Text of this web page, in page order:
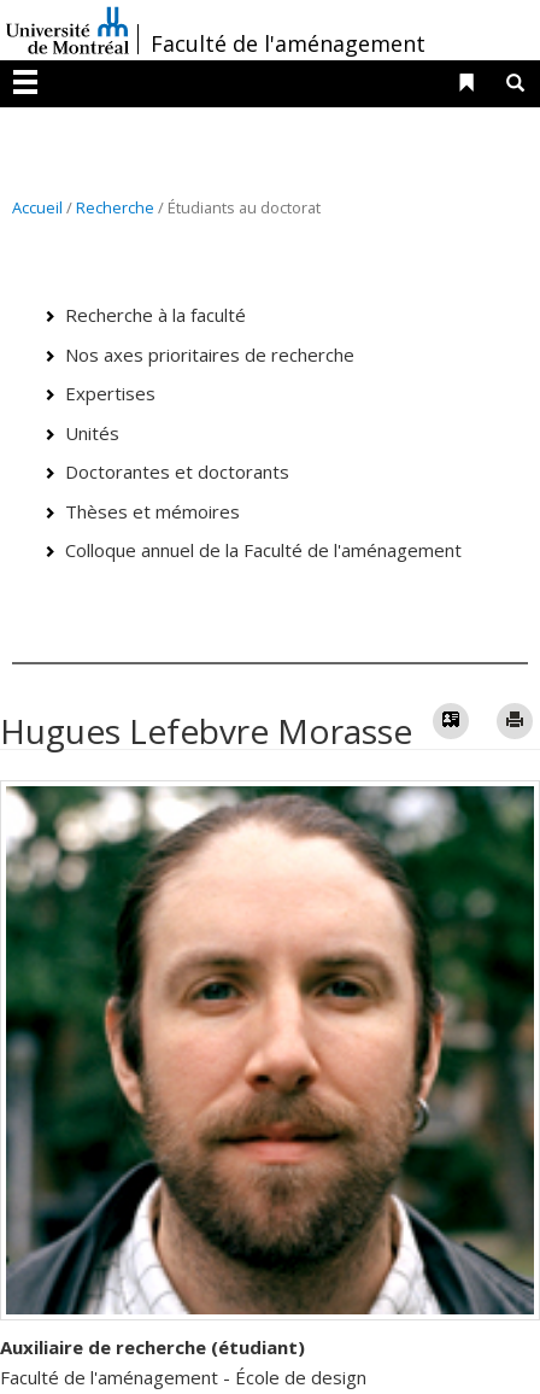
au
contenu
/Faculté de l'aménagement
Menu
Liens
Accueil /Recherche / Étudiants au doctorat
Recherche à la faculté
Nos axes prioritaires de recherche
Expertises
Unités
Doctorantes et doctorants
Thèses et mémoires
Colloque annuel de la Faculté de l'aménagement
Hugues Lefebvre Morasse Vcard
Auxiliaire de recherche (étudiant)
Faculté de l'aménagement - École de design